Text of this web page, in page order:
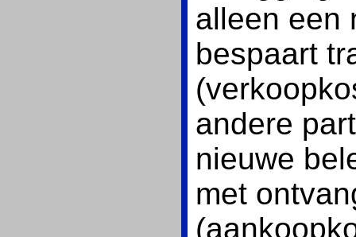
alleen een
bespaart
andere
nieuwe
met